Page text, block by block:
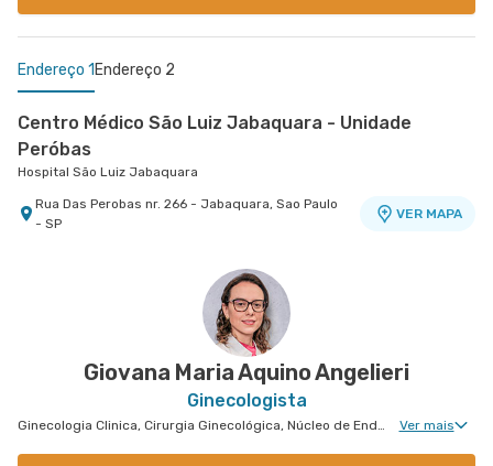
Endereço 1 Endereço 2
Centro Médico São Luiz Jabaquara - Unidade
Peróbas
Hospital São Luiz Jabaquara
Rua Das Perobas nr. 266 - Jabaquara, Sao Paulo
- SP
VER MAPA
Rua Cezario Dau nr. 156 - Jardim Maria Rosa,
Giovana Maria Aquino Angelieri
Ginecologista
Ginecologia Clinica, Cirurgia Ginecológica, Núcleo de Endometriose, Cirurgia Oncológica Ginecológica, Cirurgia Robótica Ginecológica, Ginecologia Oncológica, Ginecologia Videohisteroscopia Ver mais